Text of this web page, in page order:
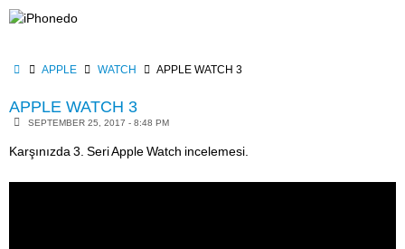
Skip
HOMEAPPLE WATCH APPLE WATCH 3
APPLE WATCH 3
SEPTEMBER 25, 2017 - 8:48 PM
Karşınızda 3. Seri Apple Watch incelemesi.